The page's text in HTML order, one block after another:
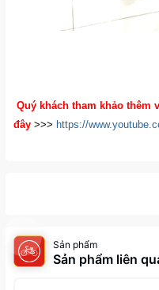
Quý khách tham khảo thêm
đây >>> https://
Sản phẩm
Sản phẩm liên